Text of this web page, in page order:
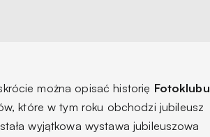
można opisać historię Fotoklubu
które w tym roku obchodzi jubileusz
wyjątkowa wystawa jubileuszowa